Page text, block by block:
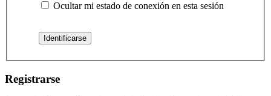
Ocultar mi estado de conexión en esta sesión
Registrarse